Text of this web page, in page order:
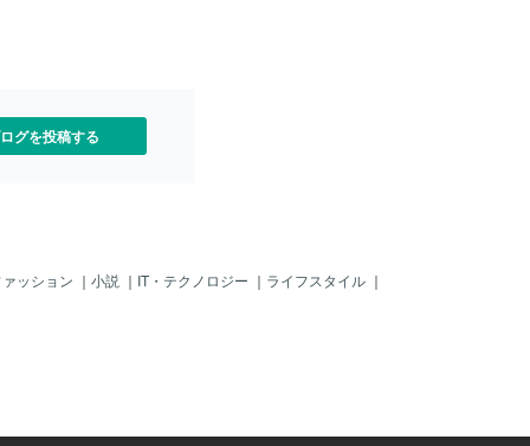
グを投稿する
ッション ｜ 小説 ｜ IT・テクノロジー ｜ ライフスタイル ｜